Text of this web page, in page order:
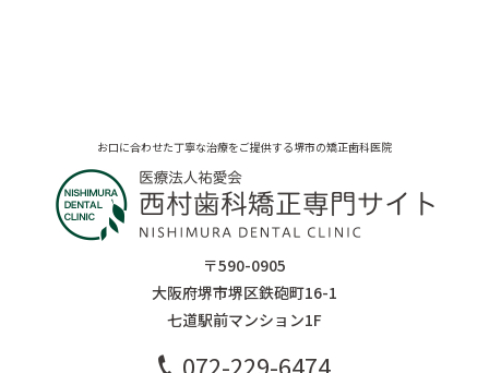
お口に合わせた丁寧な治療をご提供する堺市の矯正歯科医院
〒590-0905
大阪府堺市堺区鉄砲町16-1
七道駅前マンション1F
072-229-6474